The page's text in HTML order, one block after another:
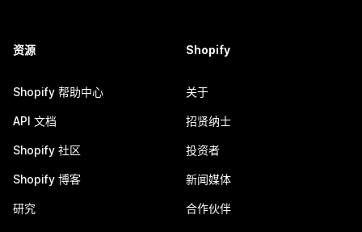
资源
Shopify 帮助中心
API 文档
Shopify 社区
Shopify 博客
研究
Shopify
关于
招贤纳士
投资者
新闻媒体
合作伙伴